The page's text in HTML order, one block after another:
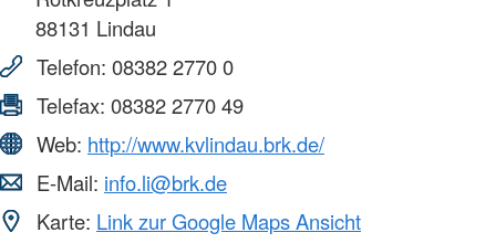
88131 Lindau
Telefon: 08382 2770 0
Telefax: 08382 2770 49
Web: http://www.kvlindau.brk.de/
E-Mail: info.li@brk.de
Karte: Link zur Google Maps Ansicht